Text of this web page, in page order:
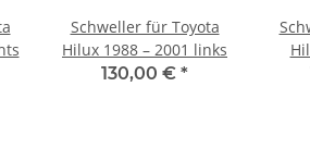
Schweller für Toyota
Hilux 1988 – 2001 links
130,00 € *